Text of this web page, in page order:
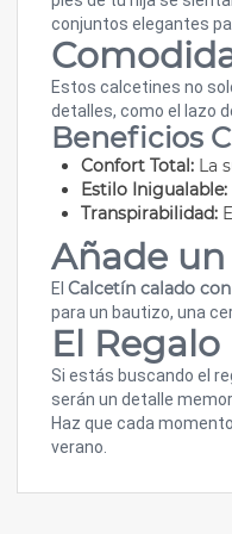
conjuntos elegantes
Estos calcetines no
detalles, como el lazo
Beneficios
Confort Total: La
Estilo Inigualable:
Transpirabilidad:
Añade
El Calcetín calado con
para un bautizo, una
El
Si estás buscando el
serán un detalle
Haz que cada
verano.